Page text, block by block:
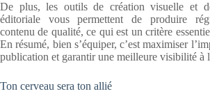
De plus, les outils de création visuelle et
éditoriale vous permettent de produire
contenu de qualité, ce qui est un critère
En résumé, bien s’équiper, c’est maximiser
publication et garantir une meilleure visibilité à
Ton cerveau sera ton allié